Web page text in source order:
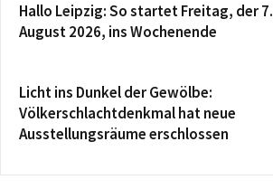
Hallo Leipzig: So startet Freitag, der 7.
August 2026, ins Wochenende
Licht ins Dunkel der Gewölbe:
Völkerschlachtdenkmal hat neue
Ausstellungsräume erschlossen